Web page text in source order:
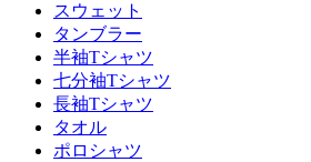
スウェット
タンブラー
半袖Tシャツ
七分袖Tシャツ
長袖Tシャツ
タオル
ポロシャツ